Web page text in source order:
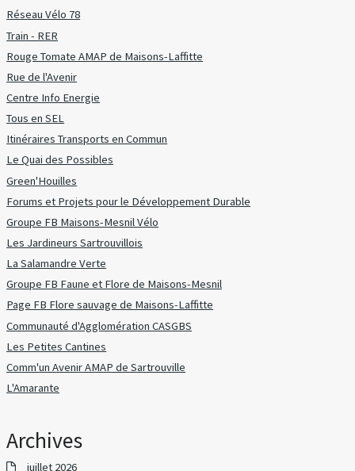
Réseau Vélo 78
Train - RER
Rouge Tomate AMAP de Maisons-Laffitte
Rue de l'Avenir
Centre Info Energie
Tous en SEL
Itinéraires Transports en Commun
Le Quai des Possibles
Green'Houilles
Forums et Projets pour le Développement Durable
Groupe FB Maisons-Mesnil Vélo
Les Jardineurs Sartrouvillois
La Salamandre Verte
Groupe FB Faune et Flore de Maisons-Mesnil
Page FB Flore sauvage de Maisons-Laffitte
Communauté d'Agglomération CASGBS
Les Petites Cantines
Comm'un Avenir AMAP de Sartrouville
L'Amarante
Archives
juillet 2026